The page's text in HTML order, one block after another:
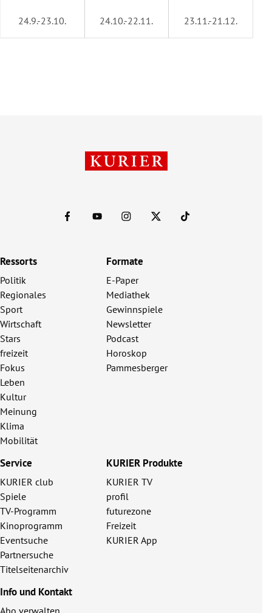
24.9.-23.10. 24.10.-22.11. 23.11.-21.12.
Ressorts
Politik
Regionales
Sport
Wirtschaft
Stars
freizeit
Fokus
Leben
Kultur
Meinung
Klima
Mobilität
Formate
E-Paper
Mediathek
Gewinnspiele
Newsletter
Podcast
Horoskop
Pammesberger
Service
KURIER club
Spiele
TV-Programm
Kinoprogramm
Eventsuche
Partnersuche
Titelseitenarchiv
KURIER Produkte
KURIER TV
profil
futurezone
Freizeit
KURIER App
Info und Kontakt
Abo verwalten